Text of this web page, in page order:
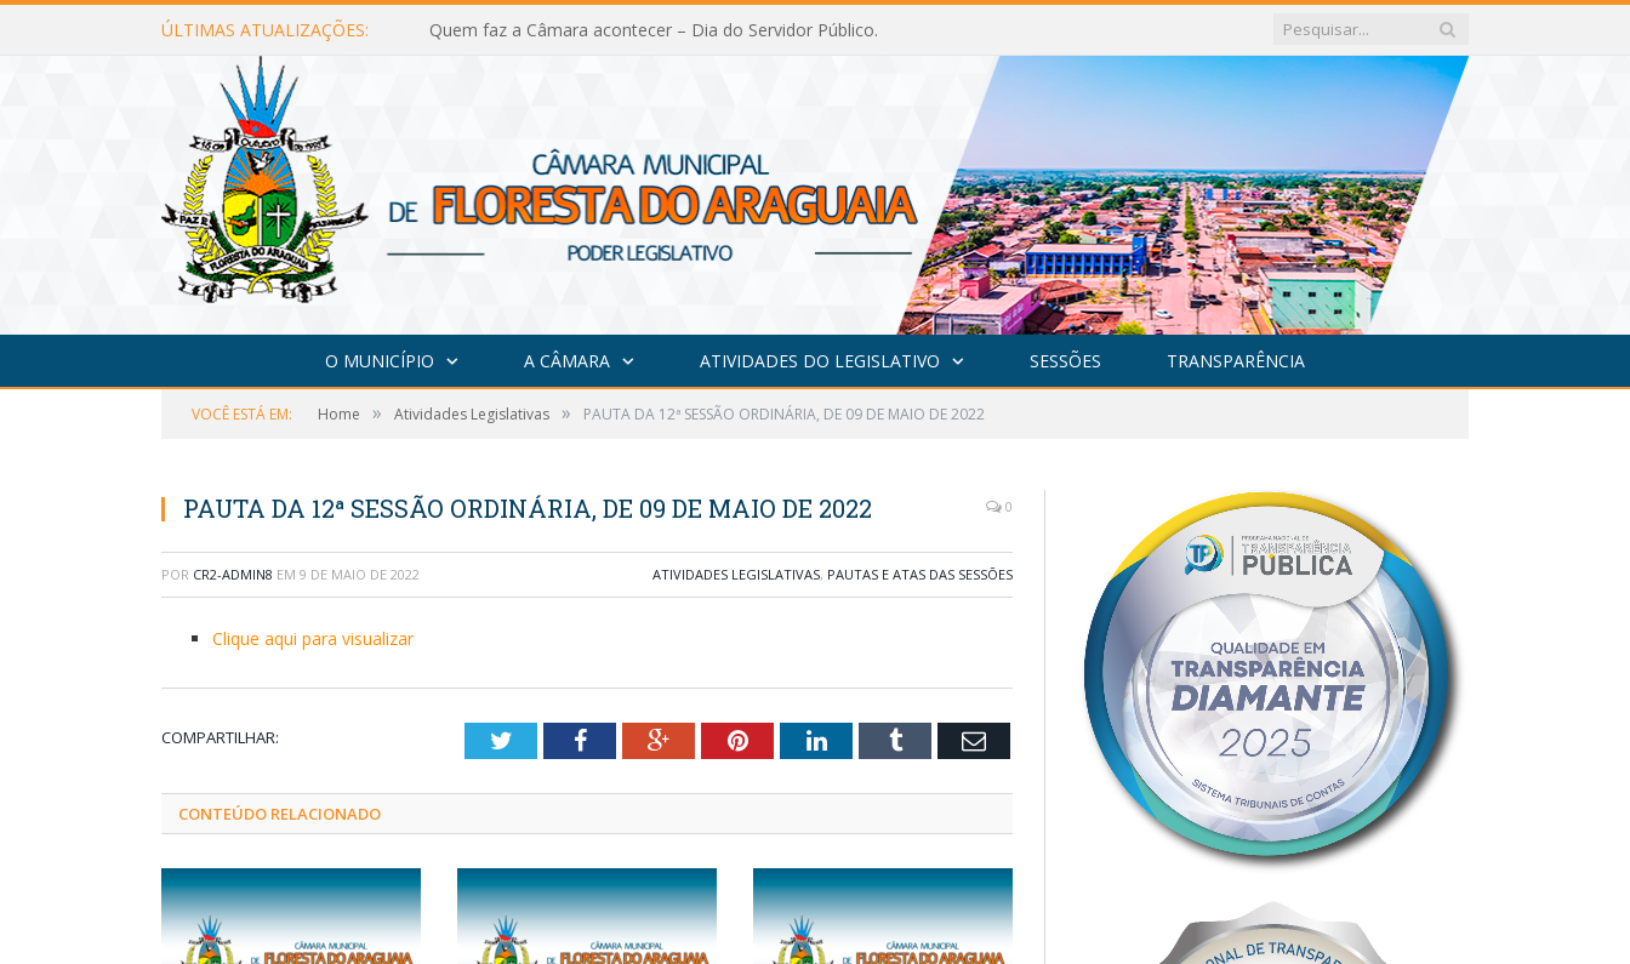
ÚLTIMAS ATUALIZAÇÕES: Quem faz a Câmara acontecer – Dia do Servidor Público.
O MUNICÍPIO A CÂMARA ATIVIDADES DO LEGISLATIVO SESSÕES TRANSPARÊNCIA
VOCÊ ESTÁ EM: Home » Atividades Legislativas » PAUTA DA 12ª SESSÃO ORDINÁRIA, DE 09 DE MAIO DE 2022
PAUTA DA 12ª SESSÃO ORDINÁRIA, DE 09 DE MAIO DE 2022 0
POR CR2-ADMIN8 EM 9 DE MAIO DE 2022 ATIVIDADES LEGISLATIVAS, PAUTAS E ATAS DAS SESSÕES
Clique aqui para visualizar
COMPARTILHAR: TwitterFacebookGoogle+PinterestLinkedInTumblr Email
CONTEÚDO RELACIONADO